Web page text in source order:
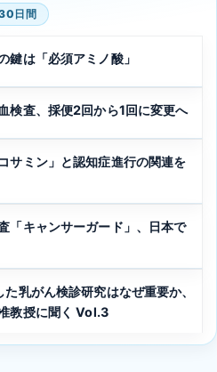
日間
鍵は「必須アミノ酸」
検査、採便2回から1回に変更へ
サミン」と認知症進行の関連を
「キャンサーガード」、日本で
乳がん検診研究はなぜ重要か、
教授に聞く Vol.3